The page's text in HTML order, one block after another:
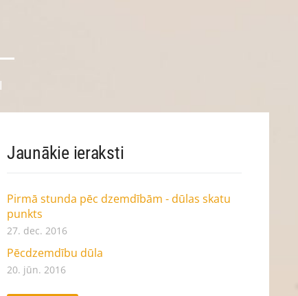
Jaunākie ieraksti
Pirmā stunda pēc dzemdībām - dūlas skatu
punkts
27. dec. 2016
Pēcdzemdību dūla
20. jūn. 2016